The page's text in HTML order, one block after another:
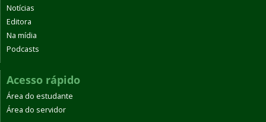
Notícias
Editora
Na mídia
Podcasts
Acesso rápido
Área do estudante
Área do servidor